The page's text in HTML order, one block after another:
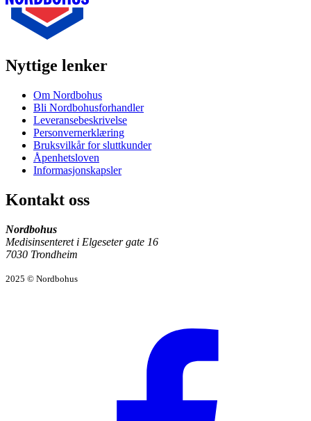
Nyttige lenker
Om Nordbohus
Bli Nordbohusforhandler
Leveransebeskrivelse
Personvernerklæring
Bruksvilkår for sluttkunder
Åpenhetsloven
Informasjonskapsler
Kontakt oss
Nordbohus
Medisinsenteret i Elgeseter gate 16
7030 Trondheim
2025 © Nordbohus